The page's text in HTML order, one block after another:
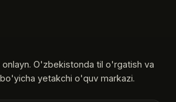
onlayn. O'zbekistonda til o'rgatish va
yetakchi o'quv markazi.